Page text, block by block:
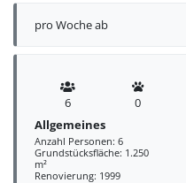
pro Woche ab
6 0
Allgemeines
Anzahl Personen: 6
Grundstücksfläche: 1.250
m²
Renovierung: 1999